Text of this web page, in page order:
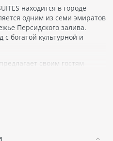
находится в городе
одним из семи эмиратов
Персидского залива.
богатой культурной и
своим гостям
Wi-Fi, телевизором
В некоторых
для поддержания формы во